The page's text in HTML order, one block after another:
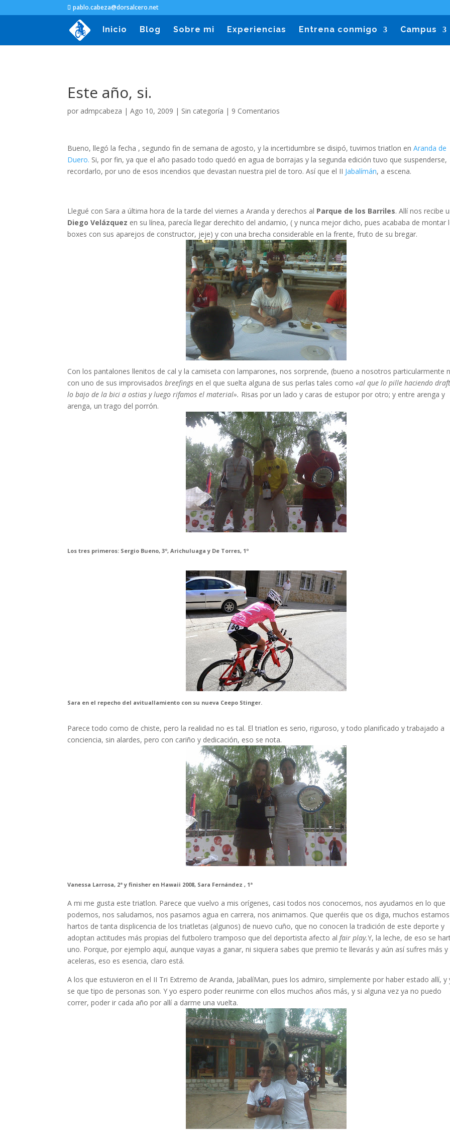
pablo.cabeza@dorsalcero.net
Inicio Blog Sobre mi Experiencias Entrena conmigo Campus
Este año, si.
por admpcabeza |Ago 10, 2009 | Sin categoría | 9 Comentarios
Bueno, llegó la fecha , segundo fin de semana de agosto, y la incertidumbre se disipó, tuvimos triatlon enAranda de
Duero. Si, por fin, ya que el año pasado todo quedó en agua de borrajas y la segunda edición tuvo que suspenderse,
recordarlo, por uno de esos incendios que devastan nuestra piel de toro. Así que el II Jabalímán, a escena.
Llegué con Sara a última hora de la tarde del viernes a Aranda y derechos al Parque de los Barriles. Allí nos recibe
Diego Velázquez en su línea, parecía llegar derechito del andamio, ( y nunca mejor dicho, pues acababa de montar
boxes con sus aparejos de constructor, jeje) y con una brecha considerable en la frente, fruto de su bregar.
Con los pantalones llenitos de cal y la camiseta con lamparones, nos sorprende, (bueno a nosotros particularmente
con uno de sus improvisadosbreefings en el que suelta alguna de sus perlas tales como«al que lo pille haciendo
lo bajo de la bici a ostias y luego rifamos el material». Risas por un lado y caras de estupor por otro; y entre arenga y
arenga, un trago del porrón.
Los tres primeros: Sergio Bueno, 3º, Arichuluaga y De Torres, 1º
Sara en el repecho del avituallamiento con su nueva Ceepo Stinger.
Parece todo como de chiste, pero la realidad no es tal. El triatlon es serio, riguroso, y todo planificado y trabajado a
conciencia, sin alardes, pero con cariño y dedicación, eso se nota.
Vanessa Larrosa, 2ª y finisher en Hawaii 2008, Sara Fernández , 1ª
A mi me gusta este triatlon. Parece que vuelvo a mis orígenes, casi todos nos conocemos, nos ayudamos en lo que
podemos, nos saludamos, nos pasamos agua en carrera, nos animamos. Que queréis que os diga, muchos estamos
hartos de tanta displicencia de los triatletas (algunos) de nuevo cuño, que no conocen la tradición de este deporte y
adoptan actitudes más propias del futbolero tramposo que del deportista afecto alfair play.Y, la leche, de eso se
uno. Porque, por ejemplo aquí, aunque vayas a ganar, ni siquiera sabes que premio te llevarás y aún así sufres más y
aceleras, eso es esencia, claro está.
A los que estuvieron en el II Tri Extremo de Aranda, JabalíMan, pues los admiro, simplemente por haber estado allí, y
se que tipo de personas son. Y yo espero poder reunirme con ellos muchos años más, y si alguna vez ya no puedo
correr, poder ir cada año por allí a darme una vuelta.